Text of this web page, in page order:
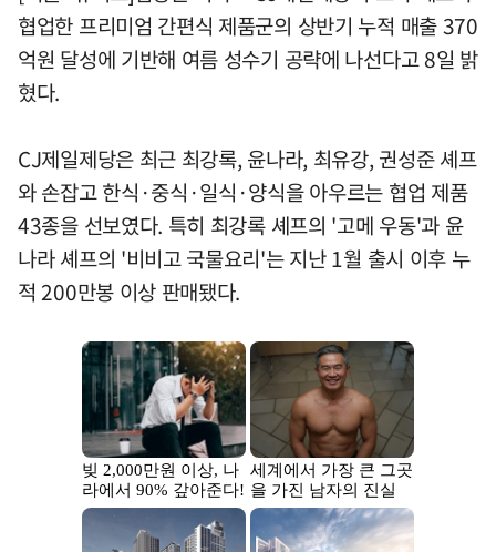
협업한 프리미엄 간편식 제품군의 상반기 누적 매출 370
억원 달성에 기반해 여름 성수기 공략에 나선다고 8일 밝
혔다.
CJ제일제당은 최근 최강록, 윤나라, 최유강, 권성준 셰프
와 손잡고 한식·중식·일식·양식을 아우르는 협업 제품
43종을 선보였다. 특히 최강록 셰프의 '고메 우동'과 윤
나라 셰프의 '비비고 국물요리'는 지난 1월 출시 이후 누
적 200만봉 이상 판매됐다.